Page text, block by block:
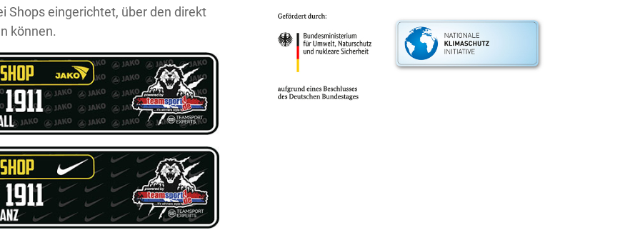
Shops eingerichtet, über den direkt
können.